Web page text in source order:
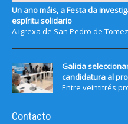
Un ano máis, a Festa da
espíritu solidario
A igrexa de San Pedro de
Galicia
candidatura al
Entre veintitrés
Contacto